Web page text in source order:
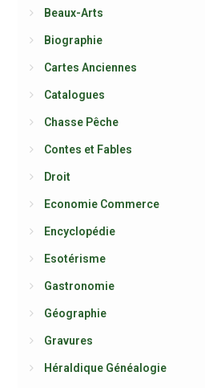
Beaux-Arts
Biographie
Cartes Anciennes
Catalogues
Chasse Pêche
Contes et Fables
Droit
Economie Commerce
Encyclopédie
Esotérisme
Gastronomie
Géographie
Gravures
Héraldique Généalogie